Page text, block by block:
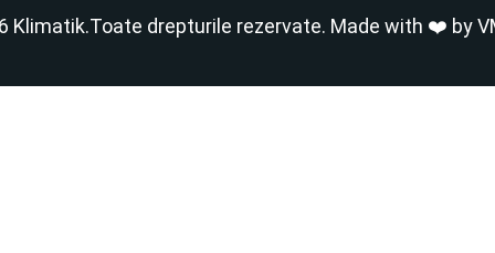
Klimatik.Toate drepturile rezervate. Made with ❤️ by